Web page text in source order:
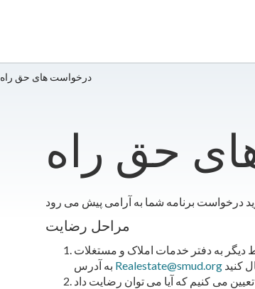
​​درخواست های حق راه
حق راه
مراحل رضایت
دیگر به دفتر خدمات املاک و مستغلات
Realestate@smud.org